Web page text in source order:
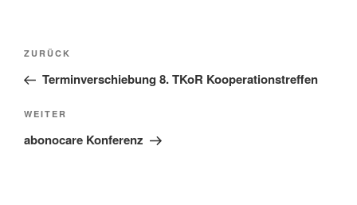
Beitragsnavigation
Vorheriger
Beitrag
ZURÜCK
Terminverschiebung 8. TKoR Kooperationstreffen
Nächster
Beitrag
WEITER
abonocare Konferenz